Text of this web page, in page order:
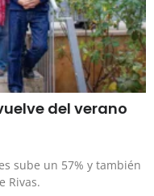
del verano
sube un 57% y también
Rivas.